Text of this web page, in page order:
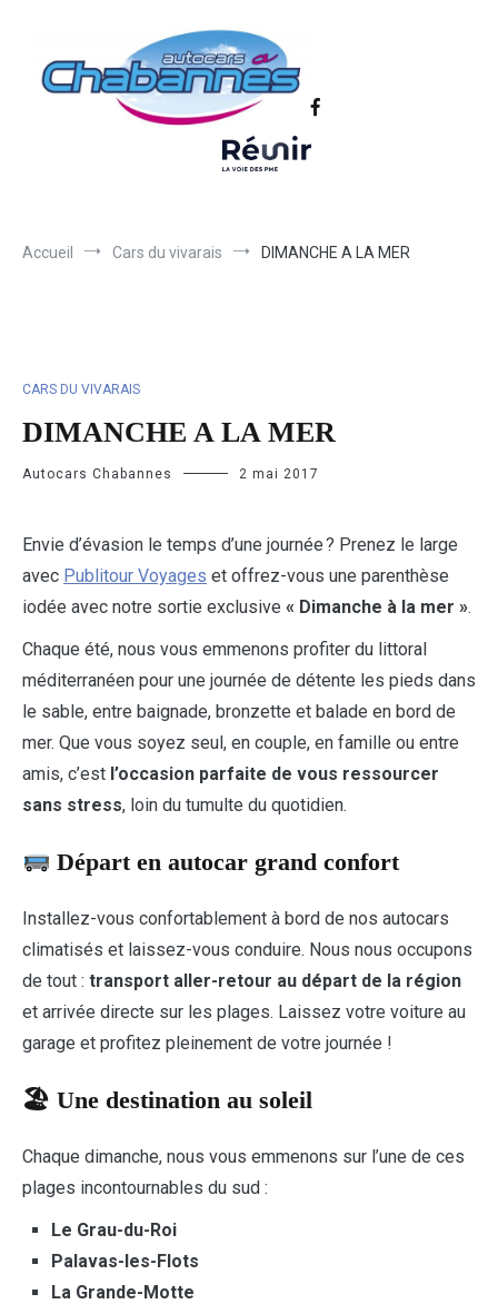
Autocars Chabannes | Transport en
Transport scolaire, Transports de personnel en Drôme Ardèche,
Transport touristique France et Europe
Accueil Cars du vivarais DIMANCHE A LA MER
CARS DU VIVARAIS
DIMANCHE A LA MER
Autocars Chabannes 2 mai 2017
Envie d’évasion le temps d’une journée ? Prenez le large
avec Publitour Voyages et offrez-vous une parenthèse
iodée avec notre sortie exclusive « Dimanche à la mer ».
Chaque été, nous vous emmenons profiter du littoral
méditerranéen pour une journée de détente les pieds dans
le sable, entre baignade, bronzette et balade en bord de
mer. Que vous soyez seul, en couple, en famille ou entre
amis, c’est l’occasion parfaite de vous ressourcer
sans stress, loin du tumulte du quotidien.
Départ en autocar grand confort
Installez-vous confortablement à bord de nos autocars
climatisés et laissez-vous conduire. Nous nous occupons
de tout : transport aller-retour au départ de la région
et arrivée directe sur les plages. Laissez votre voiture au
garage et profitez pleinement de votre journée !
🏖 Une destination au soleil
Chaque dimanche, nous vous emmenons sur l’une de ces
plages incontournables du sud :
Le Grau-du-Roi
Palavas-les-Flots
La Grande-Motte